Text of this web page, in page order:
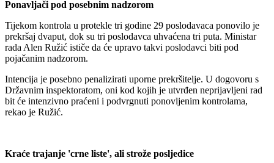
Ponavljači pod posebnim nadzorom
Tijekom kontrola u protekle tri godine 29 poslodavaca ponovilo je
prekršaj dvaput, dok su tri poslodavca uhvaćena tri puta. Ministar
rada Alen Ružić ističe da će upravo takvi poslodavci biti pod
pojačanim nadzorom.
Intencija je posebno penalizirati uporne prekršitelje. U dogovoru s
Državnim inspektoratom, oni kod kojih je utvrđen neprijavljeni rad
bit će intenzivno praćeni i podvrgnuti ponovljenim kontrolama,
rekao je Ružić.
Kraće trajanje 'crne liste', ali strože posljedice